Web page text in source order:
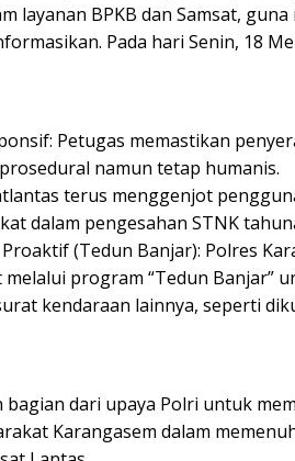
layanan BPKB dan Samsat,
Pada hari Senin, 18
Petugas memastikan
namun tetap humanis.
terus menggenjot
dalam pengesahan STNK
(Tedun Banjar): Polres
program “Tedun Banjar”
kendaraan lainnya, seperti
bagian dari upaya Polri untuk
Karangasem dalam